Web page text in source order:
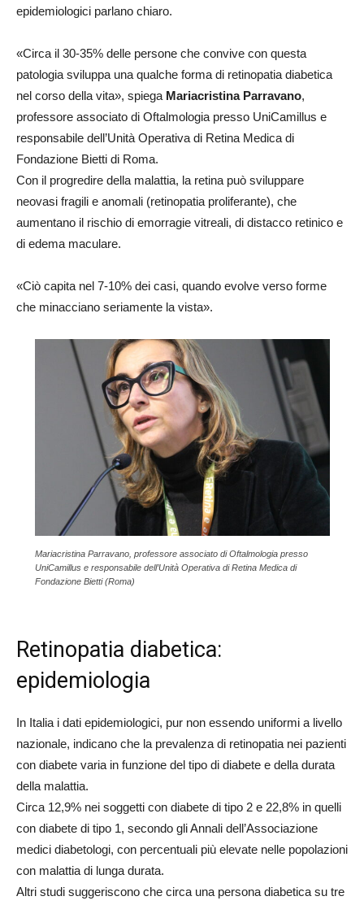
epidemiologici parlano chiaro.
«Circa il 30-35% delle persone che convive con questa
patologia sviluppa una qualche forma di retinopatia diabetica
nel corso della vita», spiega Mariacristina Parravano,
professore associato di Oftalmologia presso UniCamillus e
responsabile dell’Unità Operativa di Retina Medica di
Fondazione Bietti di Roma.
Con il progredire della malattia, la retina può sviluppare
neovasi fragili e anomali (retinopatia proliferante), che
aumentano il rischio di emorragie vitreali, di distacco retinico e
di edema maculare.
«Ciò capita nel 7-10% dei casi, quando evolve verso forme
che minacciano seriamente la vista».
Mariacristina Parravano, professore associato di Oftalmologia presso
UniCamillus e responsabile dell’Unità Operativa di Retina Medica di
Fondazione Bietti (Roma)
Retinopatia diabetica:
epidemiologia
In Italia i dati epidemiologici, pur non essendo uniformi a livello
nazionale, indicano che la prevalenza di retinopatia nei pazienti
con diabete varia in funzione del tipo di diabete e della durata
della malattia.
Circa 12,9% nei soggetti con diabete di tipo 2 e 22,8% in quelli
con diabete di tipo 1, secondo gli Annali dell’Associazione
medici diabetologi, con percentuali più elevate nelle popolazioni
con malattia di lunga durata.
Altri studi suggeriscono che circa una persona diabetica su tre